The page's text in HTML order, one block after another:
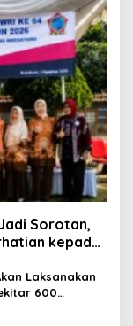
Sorotan,
kepada
Laksanakan
600